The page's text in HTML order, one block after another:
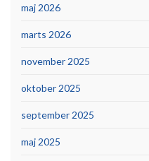
maj 2026
marts 2026
november 2025
oktober 2025
september 2025
maj 2025